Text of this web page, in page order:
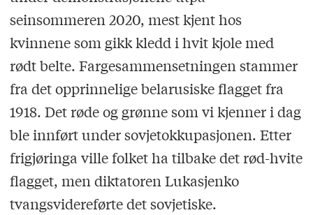
seinsommeren 2020, mest kjent hos
kvinnene som gikk kledd i hvit kjole med
rødt belte. Fargesammensetningen stammer
fra det opprinnelige belarusiske flagget fra
1918. Det røde og grønne som vi kjenner i dag
ble innført under sovjetokkupasjonen. Etter
frigjøringa ville folket ha tilbake det rød-hvite
flagget, men diktatoren Lukasjenko
tvangsvidereførte det sovjetiske.